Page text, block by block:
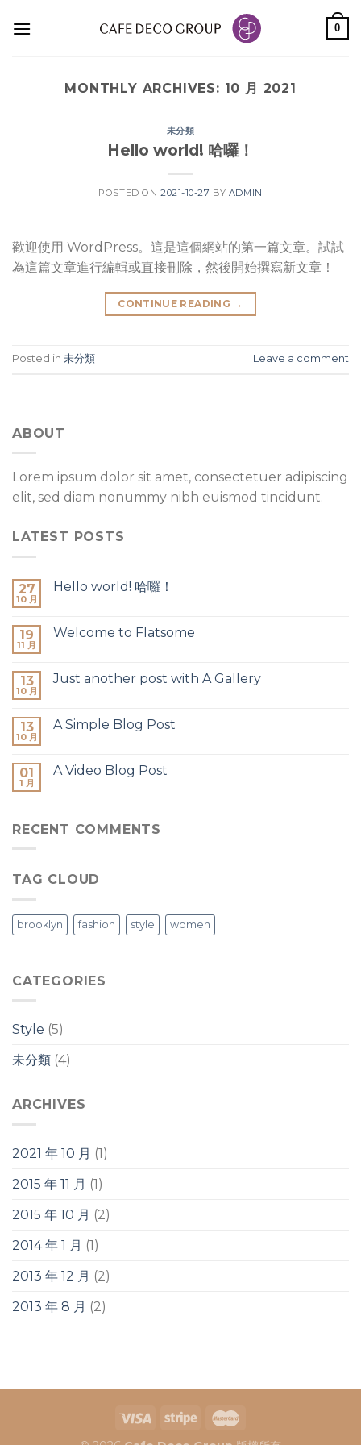
0
MONTHLY ARCHIVES: 10 月 2021
未分類
Hello world! 哈囉！
POSTED ON 2021-10-27 BY ADMIN
歡迎使用 WordPress。這是這個網站的第一篇文章。試試
為這篇文章進行編輯或直接刪除，然後開始撰寫新文章！
CONTINUE READING →
Posted in 未分類 Leave a comment
ABOUT
Lorem ipsum dolor sit amet, consectetuer adipiscing
elit, sed diam nonummy nibh euismod tincidunt.
LATEST POSTS
27
10 月
Hello world! 哈囉！
19
11 月
Welcome to Flatsome
13
10 月
Just another post with A Gallery
13
10 月
A Simple Blog Post
01
1 月
A Video Blog Post
RECENT COMMENTS
TAG CLOUD
brooklyn fashion style women
CATEGORIES
Style (5)
未分類 (4)
ARCHIVES
2021 年 10 月 (1)
2015 年 11 月 (1)
2015 年 10 月 (2)
2014 年 1 月 (1)
2013 年 12 月 (2)
2013 年 8 月 (2)